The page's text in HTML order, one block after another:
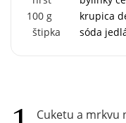
100 g
krupica
štipka
sóda
Cuketu a mrkvu